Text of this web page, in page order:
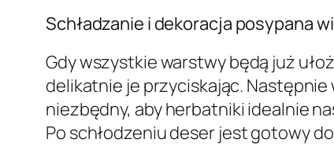
Schładzanie i dekoracja posypana
Gdy wszystkie warstwy będą już
delikatnie je przyciskając. Następnie
niezbędny, aby herbatniki idealnie
Po schłodzeniu deser jest gotowy